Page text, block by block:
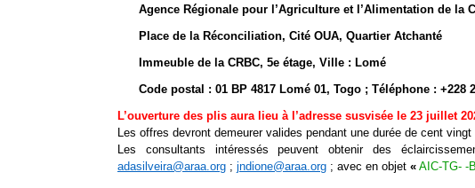
Agence Régionale pour l’Agriculture et l’Alimentation de la
Place de la Réconciliation, Cité OUA, Quartier Atchanté
Immeuble de la CRBC, 5e étage, Ville : Lomé
Code postal : 01 BP 4817 Lomé 01, Togo ; Téléphone : +228
L’ouverture des plis aura lieu à l’adresse susvisée le 23 juillet
Les offres devront demeurer valides pendant une durée de cent
Les consultants intéressés peuvent obtenir des
adasilveira@araa.org ; jndione@araa.org ; avec en objet « AIC-TG- -